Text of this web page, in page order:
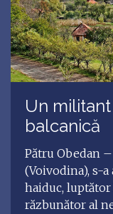
Un
balcanică
Pătru Obedan
(Voivodina), s-
haiduc,
răzbunător al